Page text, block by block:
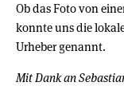
Ob das Foto von
konnte uns die
Urheber genannt.
Mit Dank an